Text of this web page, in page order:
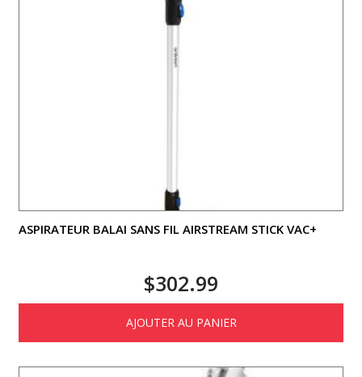
ASPIRATEUR BALAI SANS FIL AIRSTREAM STICK VAC+
$302.99
AJOUTER AU PANIER